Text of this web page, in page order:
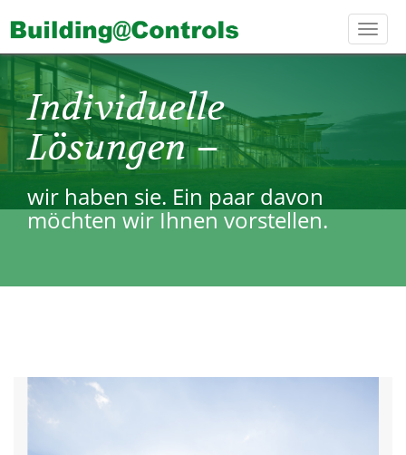
Individuelle
Lösungen –
wir haben sie. Ein paar davon
möchten wir Ihnen vorstellen.